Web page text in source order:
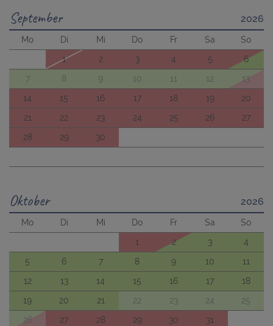
September 2026
Mo Di Mi Do Fr Sa
So
1
2 3 4 5
6
7
8 9 10 11 12
13
14
15 16 17 18 19
20
21
22 23 24 25 26
27
28
29 30
Oktober 2026
Mo Di Mi Do Fr Sa
So
1
2 3
4
5
6 7 8 9 10
11
12
13 14 15 16 17
18
19
20 21 22 23 24
25
26
27 28 29 30 31